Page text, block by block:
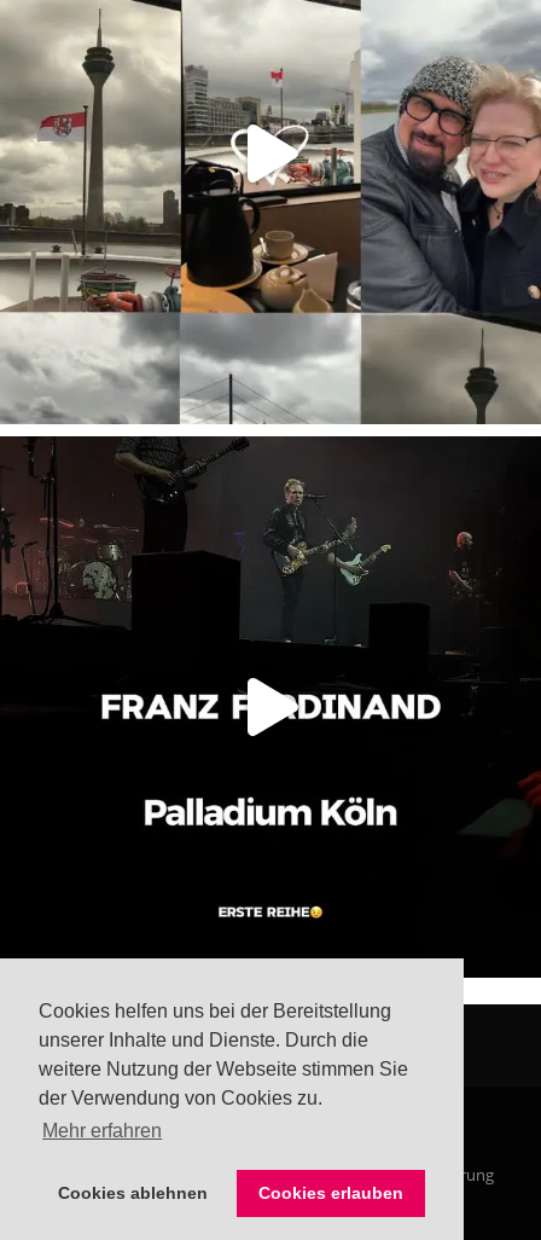
Cookies helfen uns bei der Bereitstellung
unserer Inhalte und Dienste. Durch die
weitere Nutzung der Webseite stimmen Sie
der Verwendung von Cookies zu.
Mehr erfahren
Cookies ablehnen Cookies erlauben
Impressum Datenschutzerklärung